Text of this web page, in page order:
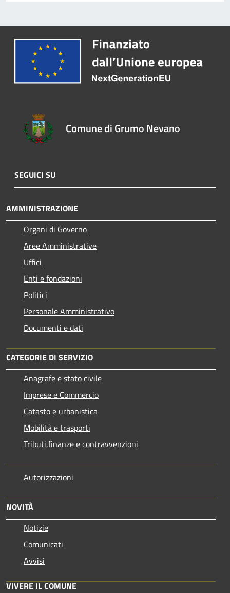
Comune di Grumo Nevano
SEGUICI SU
AMMINISTRAZIONE
Organi di Governo
Aree Amministrative
Uffici
Enti e fondazioni
Politici
Personale Amministrativo
Documenti e dati
CATEGORIE DI SERVIZIO
Anagrafe e stato civile
Imprese e Commercio
Catasto e urbanistica
Mobilità e trasporti
Tributi,finanze e contravvenzioni
Autorizzazioni
NOVITÀ
Notizie
Comunicati
Avvisi
VIVERE IL COMUNE